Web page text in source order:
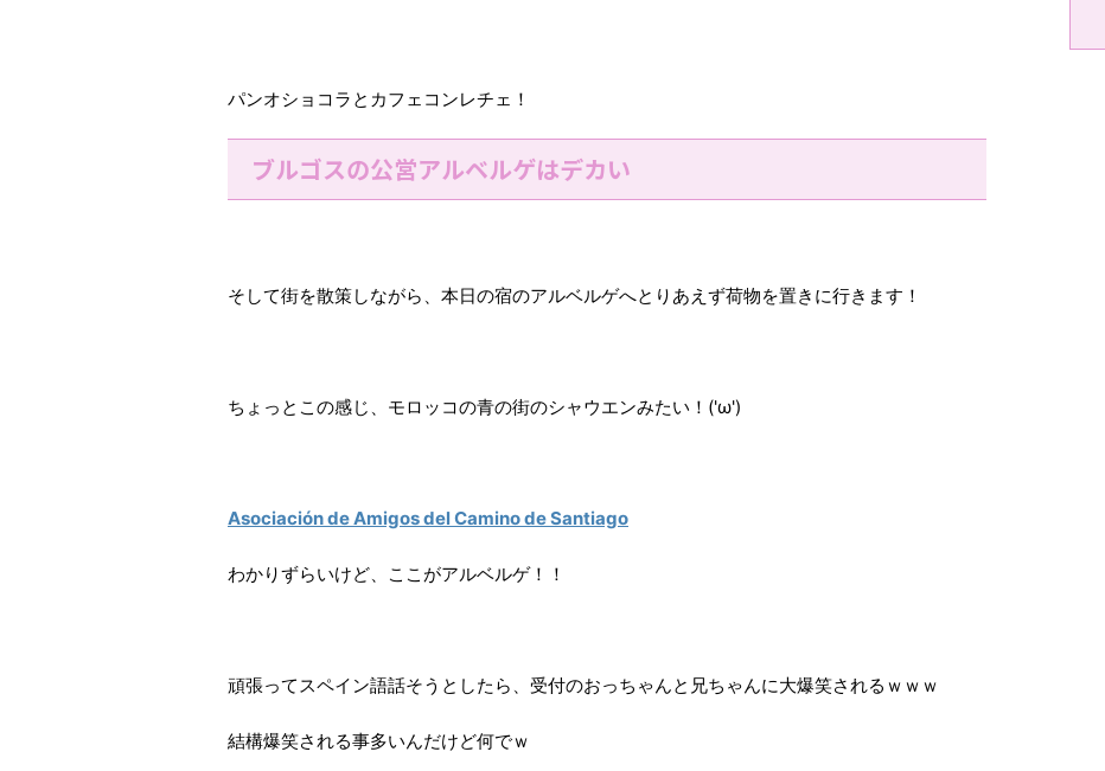
パンオショコラとカフェコンレチェ！
ブルゴスの公営アルベルゲはデカい
そして街を散策しながら、本日の宿のアルベルゲへとりあえず荷物を置きに行きます！
ちょっとこの感じ、モロッコの青の街のシャウエンみたい！('ω')
Asociación de Amigos del Camino de Santiago
わかりずらいけど、ここがアルベルゲ！！
頑張ってスペイン語話そうとしたら、受付のおっちゃんと兄ちゃんに大爆笑されるｗｗｗ
結構爆笑される事多いんだけど何でｗ